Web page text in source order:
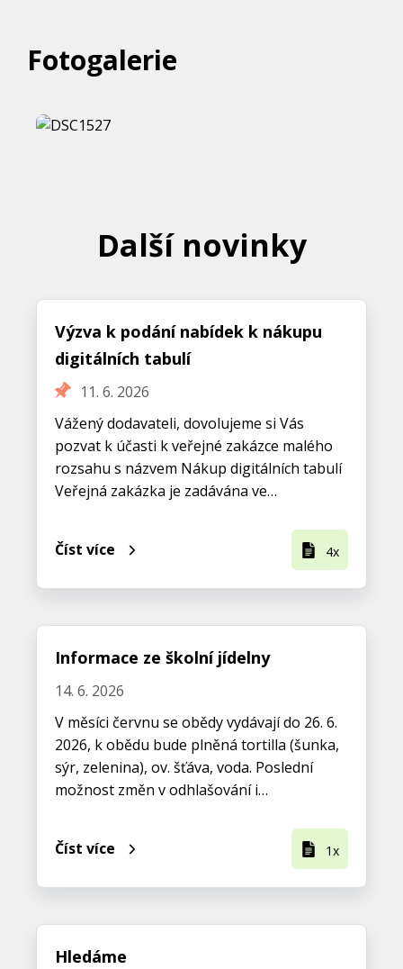
Fotogalerie
Další novinky
Výzva k podání nabídek k nákupu
digitálních tabulí
11. 6. 2026
Vážený dodavateli, dovolujeme si Vás
pozvat k účasti k veřejné zakázce malého
rozsahu s názvem Nákup digitálních tabulí
Veřejná zakázka je zadávána ve…
Číst více 4x
Informace ze školní jídelny
14. 6. 2026
V měsíci červnu se obědy vydávají do 26. 6.
2026, k obědu bude plněná tortilla (šunka,
sýr, zelenina), ov. šťáva, voda. Poslední
možnost změn v odhlašování i…
Číst více 1x
Hledáme